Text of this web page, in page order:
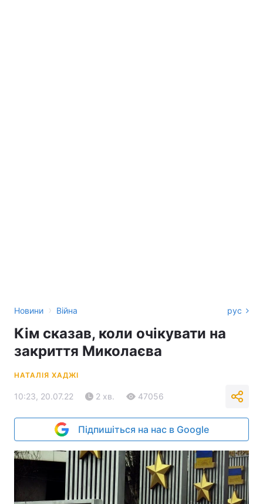
Новини › Війна рус
Кім сказав, коли очікувати на
закриття Миколаєва
НАТАЛІЯ ХАДЖІ
10:23, 20.07.22 2 хв. 47056
Підпишіться на нас в Google